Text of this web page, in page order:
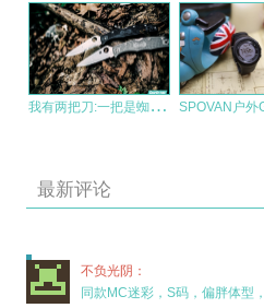
我
有两把刀:一把是蜘蛛，另一把…
最新评论
不负光阴：
同款MC迷彩，S码，偏胖体型